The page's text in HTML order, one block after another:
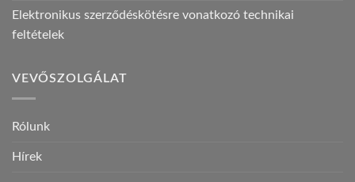
Elektronikus szerződéskötésre vonatkozó technikai
feltételek
VEVŐSZOLGÁLAT
Rólunk
Hírek